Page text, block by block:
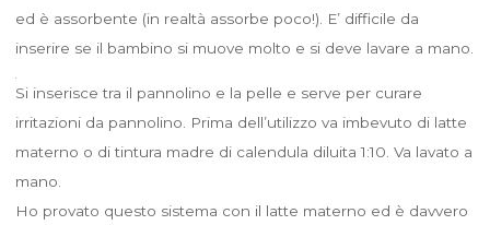
ed è assorbente (in realtà assorbe poco!). E’ difficile da
inserire se il bambino si muove molto e si deve lavare a mano.
Si inserisce tra il pannolino e la pelle e serve per curare
irritazioni da pannolino. Prima dell’utilizzo va imbevuto di latte
materno o di tintura madre di calendula diluita 1:10. Va lavato a
mano.
Ho provato questo sistema con il latte materno ed è davvero